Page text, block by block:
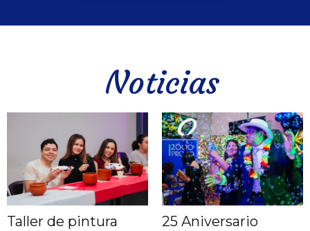
Noticias
Taller de pintura 25 Aniversario